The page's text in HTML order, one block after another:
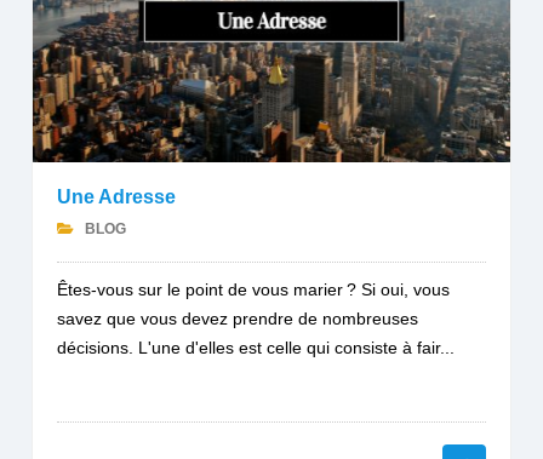
Une Adresse
BLOG
Êtes-vous sur le point de vous marier ? Si oui, vous
savez que vous devez prendre de nombreuses
décisions. L'une d'elles est celle qui consiste à fair...